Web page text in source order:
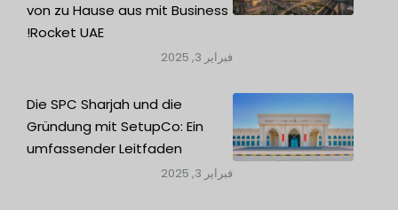
von zu Hause aus mit Business
Rocket UAE!
فبراير 3, 2025
Die SPC Sharjah und die
Gründung mit SetupCo: Ein
umfassender Leitfaden
فبراير 3, 2025